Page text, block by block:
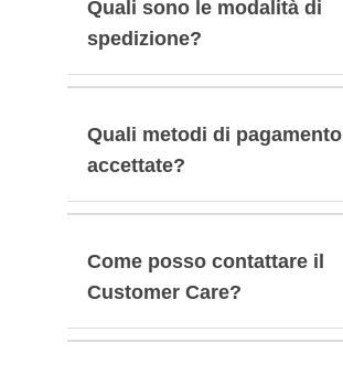
Quali sono le modalità di
spedizione?
Quali metodi di pagamento
accettate?
Come posso contattare il
Customer Care?